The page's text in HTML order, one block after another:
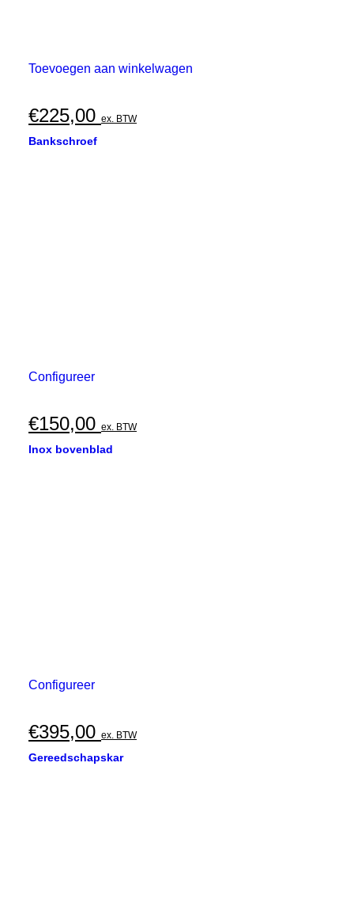
Toevoegen aan winkelwagen
€225,00 ex. BTW
Bankschroef
Configureer
€150,00 ex. BTW
Inox bovenblad
Configureer
€395,00 ex. BTW
Gereedschapskar